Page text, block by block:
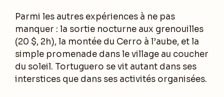
Parmi les autres expériences à ne pas
manquer : la sortie nocturne aux grenouilles
(20 $, 2h), la montée du Cerro à l’aube, et la
simple promenade dans le village au coucher
du soleil. Tortuguero se vit autant dans ses
interstices que dans ses activités organisées.